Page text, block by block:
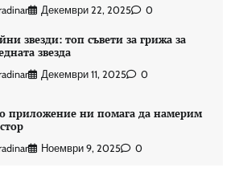
Декември 22, 2025 0
звезди: топ съвети за грижа за
звезда
Декември 11, 2025 0
приложение ни помага да намерим
Ноември 9, 2025 0